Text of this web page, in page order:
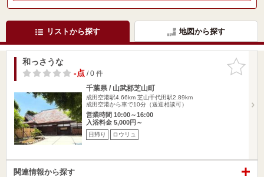
リストから探す 地図から探す
お気に入
りに追加
和っさうな
-点/ 0 件
千葉県 / 山武郡芝山町
成田空港駅4.66km 芝山千代田駅2.89km
成田空港から車で10分（送迎相談可）
営業時間 10:00～16:00
入浴料金 5,000円～
日帰り ロウリュ
関連情報から探す